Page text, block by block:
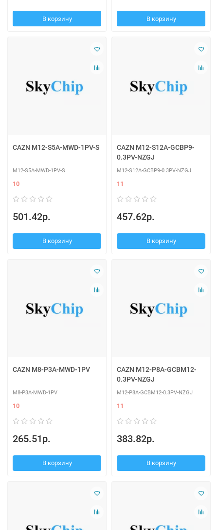
В корзину В корзину
CAZN M12-S5A-MWD-1PV-S
M12-S5A-MWD-1PV-S
10
501.42р.
В корзину
CAZN M12-S12A-GCBP9-
0.3PV-NZGJ
M12-S12A-GCBP9-0.3PV-NZGJ
11
457.62р.
В корзину
CAZN M8-P3A-MWD-1PV
M8-P3A-MWD-1PV
10
265.51р.
В корзину
CAZN M12-P8A-GCBM12-
0.3PV-NZGJ
M12-P8A-GCBM12-0.3PV-NZGJ
11
383.82р.
В корзину